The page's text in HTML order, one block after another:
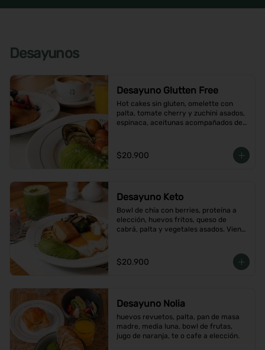
Desayunos
Desayuno Glutten Free
Hot cakes sin gluten, omelette con
palta, tomate cherry y zuchini asados,
espinaca, aceitunas acompañados de
$20.900
Desayuno Keto
Bowl de chía con berries, proteína a
elección, huevos fritos, queso de
cabrá, palta y vegetales asados. Viene
$20.900
Desayuno Nolia
huevos revuetos, palta, pan de masa
madre, media luna, bowl de frutas,
jugo de naranja, te o cafe a elección.